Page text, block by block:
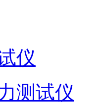
仪
测试仪